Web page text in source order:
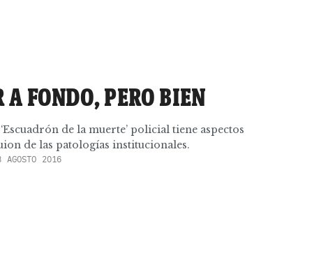
FONDO, PERO BIEN
de la muerte’ policial tiene aspectos
de las patologías institucionales.
AGOSTO 2016